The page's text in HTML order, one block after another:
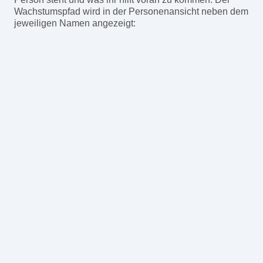
Wachstumspfad wird in der Personenansicht neben dem
jeweiligen Namen angezeigt: